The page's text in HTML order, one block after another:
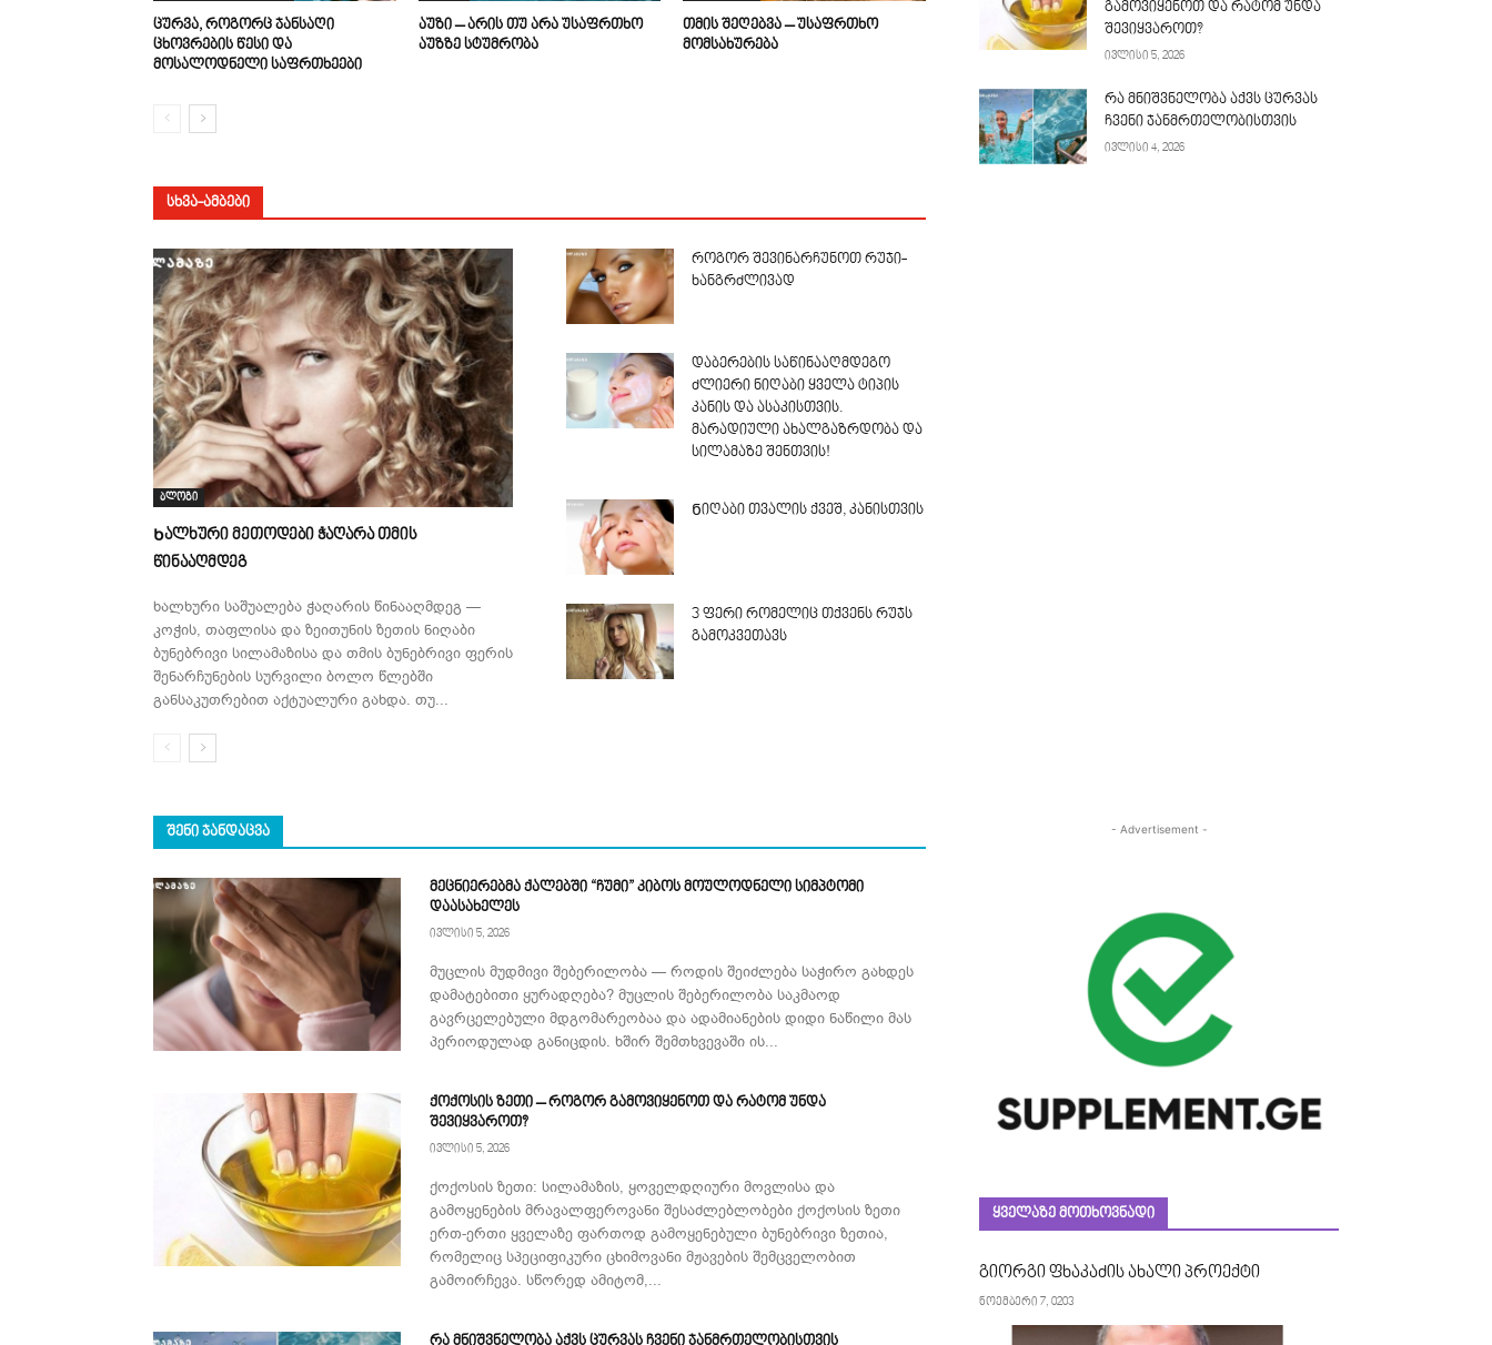
ცურვა, როგორც ჯანსაღი
ცხოვრების წესი და
მოსალოდნელი საფრთხეები
აუზი – არის თუ არა უსაფრთხო
აუზზე სტუმრობა
თმის შეღებვა – უსაფრთხო
მომსახურება
ᲡᲮᲕᲐ-ᲐᲛᲑᲔᲑᲘ
ბლოგი
Ხალხური მეთოდები ჭაღარა თმის
წინააღმდეგ
ხალხური საშუალება ჭაღარის წინააღმდეგ —
კოჭის, თაფლისა და ზეითუნის ზეთის ნიღაბი
ბუნებრივი სილამაზისა და თმის ბუნებრივი ფერის
შენარჩუნების სურვილი ბოლო წლებში
განსაკუთრებით აქტუალური გახდა. თუ...
როგორ შევინარჩუნოთ რუჯი-
ხანგრძლივად
დაბერების საწინააღმდეგო
ძლიერი ნიღაბი ყველა ტიპის
კანის და ასაკისთვის.
მარადიული ახალგაზრდობა და
სილამაზე შენთვის!
Ნიღაბი თვალის ქვეშ, კანისთვის
3 ფერი რომელიც თქვენს რუჯს
გამოკვეთავს
გამოვიყენოთ და რატომ უნდა
შევიყვაროთ?
ივლისი 5, 2026
რა მნიშვნელობა აქვს ცურვას
ჩვენი ჯანმრთელობისთვის
ივლისი 4, 2026
ᲨᲔᲜᲘ ᲯᲐᲜᲓᲐᲪᲕᲐ
მეცნიერებმა ქალებში “ჩუმი” კიბოს მოულოდნელი სიმპტომი
დაასახელეს
ივლისი 5, 2026
მუცლის მუდმივი შებერილობა — როდის შეიძლება საჭირო გახდეს
დამატებითი ყურადღება? მუცლის შებერილობა საკმაოდ
გავრცელებული მდგომარეობაა და ადამიანების დიდი ნაწილი მას
პერიოდულად განიცდის. ხშირ შემთხვევაში ის...
ქოქოსის ზეთი – როგორ გამოვიყენოთ და რატომ უნდა
შევიყვაროთ?
ივლისი 5, 2026
ქოქოსის ზეთი: სილამაზის, ყოველდღიური მოვლისა და
გამოყენების მრავალფეროვანი შესაძლებლობები ქოქოსის ზეთი
ერთ-ერთი ყველაზე ფართოდ გამოყენებული ბუნებრივი ზეთია,
რომელიც სპეციფიკური ცხიმოვანი მჟავების შემცველობით
გამოირჩევა. სწორედ ამიტომ,...
- Advertisement -
ᲧᲕᲔᲚᲐᲖᲔ ᲛᲝᲗᲮᲝᲕᲜᲐᲓᲘ
გიორგი ფხაკაძის ახალი პროექტი
ნოემბერი 7, 0203